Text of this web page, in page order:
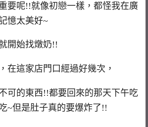
要呢!!就像初戀一樣，都怪我在廣
憶太美好~
開始找燉奶!!
在這家店門口經過好幾次，
可的東西!!都要回來的那天下午吃
~但是肚子真的要爆炸了!!